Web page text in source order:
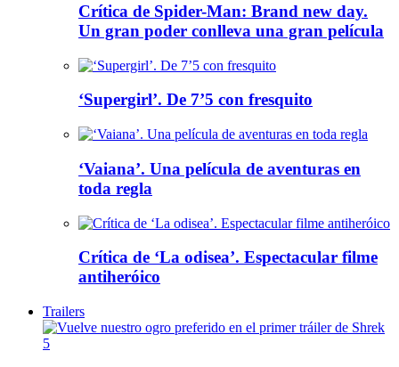
Crítica de Spider-Man: Brand new day.
Un gran poder conlleva una gran película
‘Supergirl’. De 7’5 con fresquito
‘Vaiana’. Una película de aventuras en
toda regla
Crítica de ‘La odisea’. Espectacular filme
antiheróico
Trailers